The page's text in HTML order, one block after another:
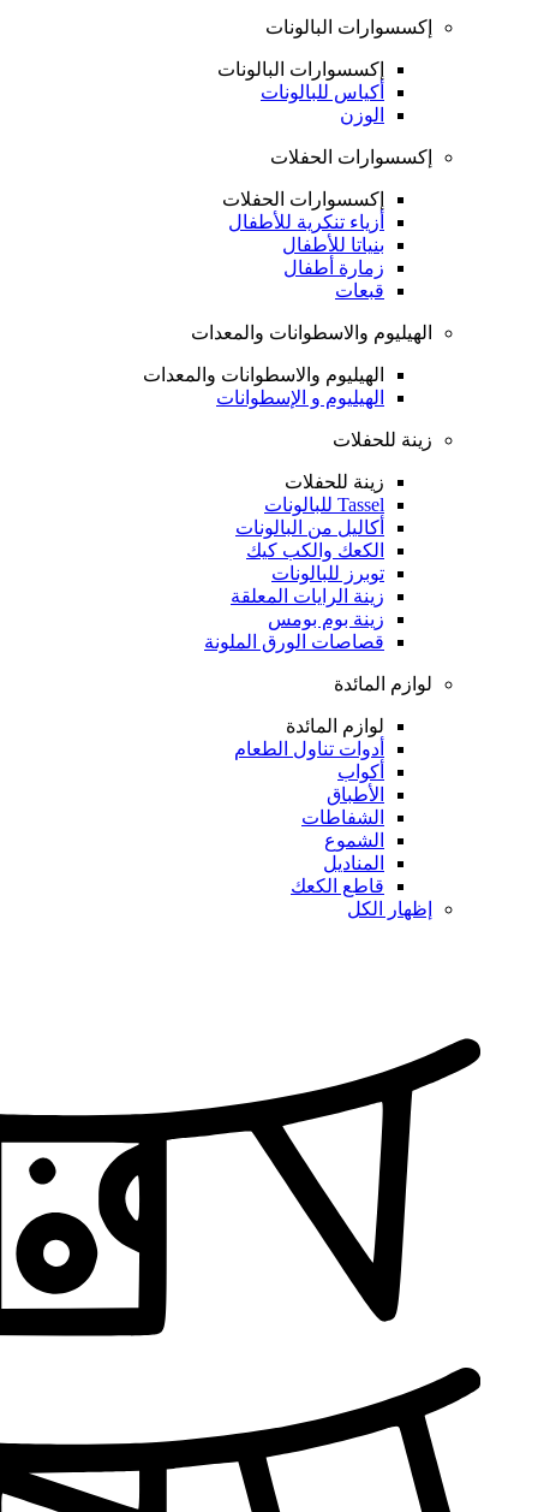
إكسسوارات البالونات
إكسسوارات البالونات
أكياس للبالونات
الوزن
إكسسوارات الحفلات
إكسسوارات الحفلات
أزياء تنكرية للأطفال
بنياتا للأطفال
زمارة أطفال
قبعات
الهيليوم والاسطوانات والمعدات
الهيليوم والاسطوانات والمعدات
الهيليوم و الإسطوانات
زينة للحفلات
زينة للحفلات
Tassel للبالونات
أكاليل من البالونات
الكعك والكب كيك
توبرز للبالونات
زينة الرايات المعلقة
زينة بوم بومس
قصاصات الورق الملونة
لوازم المائدة
لوازم المائدة
أدوات تناول الطعام
أكواب
الأطباق
الشفاطات
الشموع
المناديل
قاطع الكعك
إظهار الكل